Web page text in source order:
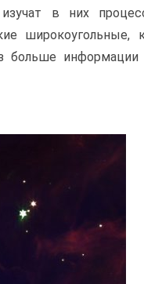
в них
широкоугольные,
больше информации